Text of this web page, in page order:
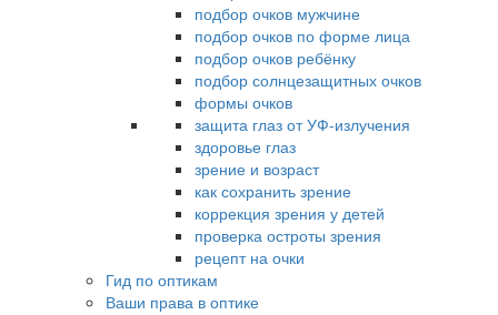
подбор очков мужчине
подбор очков по форме лица
подбор очков ребёнку
подбор солнцезащитных очков
формы очков
защита глаз от УФ-излучения
здоровье глаз
зрение и возраст
как сохранить зрение
коррекция зрения у детей
проверка остроты зрения
рецепт на очки
Гид по оптикам
Ваши права в оптике